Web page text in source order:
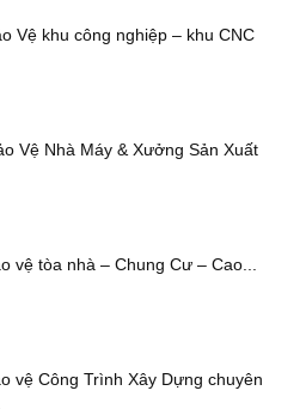
Vệ khu công nghiệp – khu CNC
Vệ Nhà Máy & Xưởng Sản Xuất
vệ tòa nhà – Chung Cư – Cao...
vệ Công Trình Xây Dựng chuyên